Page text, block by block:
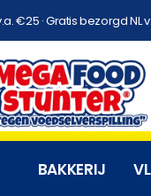
€25 · Gratis bezorgd NL
BAKKERIJ